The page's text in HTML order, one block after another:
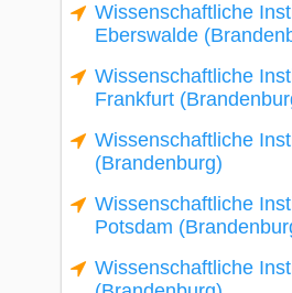
Wissenschaftliche
Eberswalde
Wissenschaftliche
Frankfurt
Wissenschaftliche
(Brandenburg)
Wissenschaftliche
Potsdam
Wissenschaftliche